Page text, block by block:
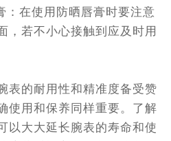
在使用防晒唇膏时要注意
，若不小心接触到应及时用
的耐用性和精准度备受赞
使用和保养同样重要。了解
以大大延长腕表的寿命和使